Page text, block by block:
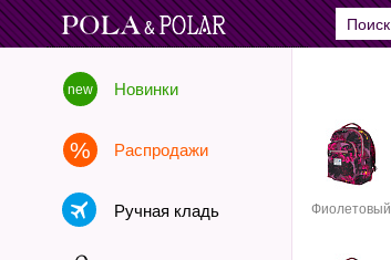
Новинки
Распродажи
Ручная кладь Фиолетовый